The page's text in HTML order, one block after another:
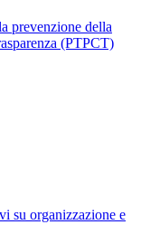
prevenzione della
(PTPCT)
su organizzazione e